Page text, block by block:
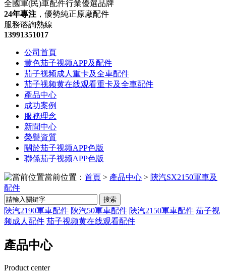
全國軍(民)車配件行業優選品牌
24年專注 ，優勢純正原廠配件
服務谘詢熱線
13991351017
公司首頁
黄色茄子视频APP及配件
茄子视频成人重卡及全車配件
茄子视频黄在线观看重卡及全車配件
產品中心
成功案例
服務理念
新聞中心
榮譽資質
關於茄子视频APP色版
聯係茄子视频APP色版
當前位置： 首頁 > 產品中心 > 陝汽SX2150軍車及
配件
搜索
陝汽2190軍車配件 陝汽50軍車配件 陝汽2150軍車配件 茄子视
频成人配件 茄子视频黄在线观看配件
產品中心
Product center